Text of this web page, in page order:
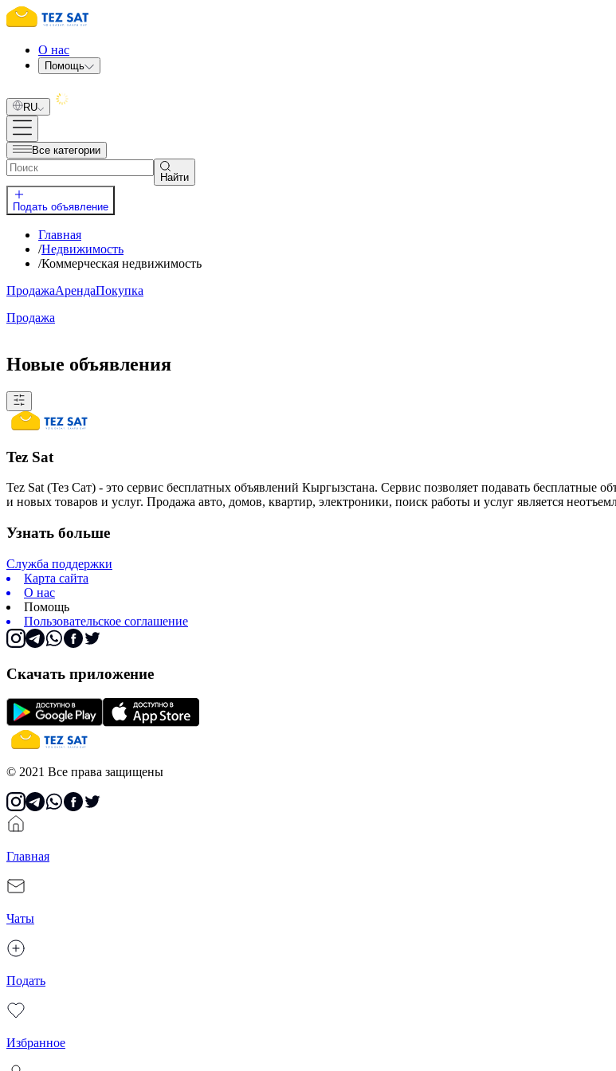
О нас
Помощь
RU
Все категории
Найти
Подать объявление
Главная
/Недвижимость
/Коммерческая недвижимость
ПродажаАрендаПокупка
Продажа
Новые объявления
Tez Sat
Tez Sat (Тез Сат) - это сервис бесплатных объявлений Кыргызстана. Сервис позволяет подавать бесплатные
и новых товаров и услуг. Продажа авто, домов, квартир, электроники, поиск работы и услуг является
Узнать больше
Служба поддержки
Карта сайта
О нас
Помощь
Пользовательское соглашение
Скачать приложение
© 2021 Все права защищены
Главная
Чаты
Подать
Избранное